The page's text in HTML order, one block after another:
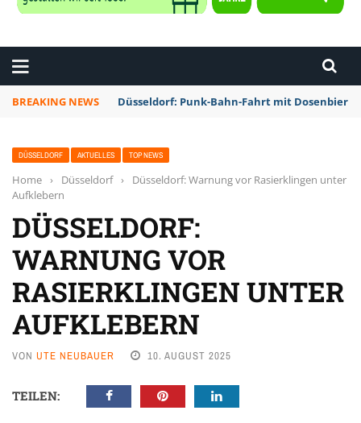
BREAKING NEWS Düsseldorf: Punk-Bahn-Fahrt mit Dosenbier
DÜSSELDORF AKTUELLES TOP NEWS
Home › Düsseldorf ›
Düsseldorf: Warnung vor Rasierklingen unter
Aufklebern
DÜSSELDORF:
WARNUNG VOR
RASIERKLINGEN UNTER
AUFKLEBERN
VON UTE NEUBAUER 10. AUGUST 2025
TEILEN: